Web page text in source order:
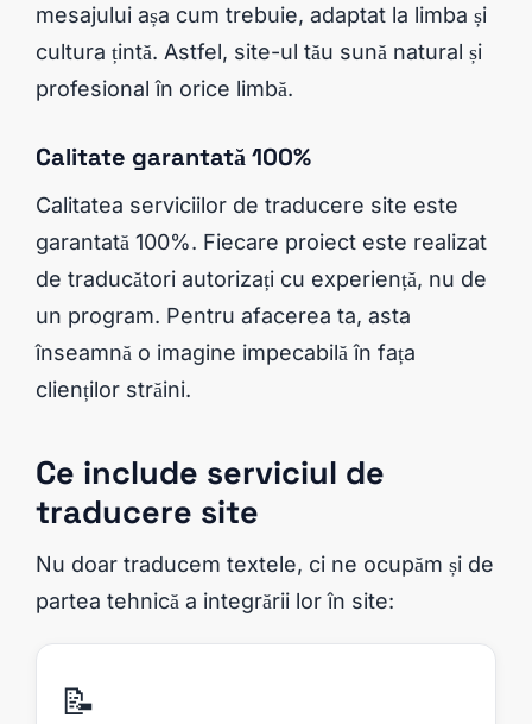
mesajului așa cum trebuie, adaptat la limba și
cultura țintă. Astfel, site-ul tău sună natural și
profesional în orice limbă.
Calitate garantată 100%
Calitatea serviciilor de traducere site este
garantată 100%. Fiecare proiect este realizat
de traducători autorizați cu experiență, nu de
un program. Pentru afacerea ta, asta
înseamnă o imagine impecabilă în fața
clienților străini.
Ce include serviciul de
traducere site
Nu doar traducem textele, ci ne ocupăm și de
partea tehnică a integrării lor în site:
📝